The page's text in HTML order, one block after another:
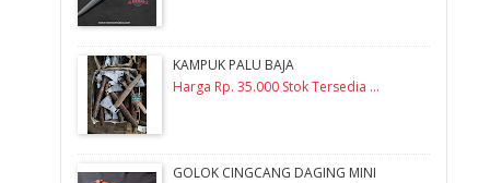
KAMPUK PALU BAJA
Harga Rp. 35.000 Stok Tersedia ...
GOLOK CINGCANG DAGING MINI